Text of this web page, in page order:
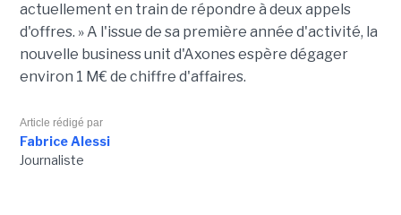
actuellement en train de répondre à deux appels
d'offres. » A l'issue de sa première année d'activité, la
nouvelle business unit d'Axones espère dégager
environ 1 M€ de chiffre d'affaires.
Article rédigé par
Fabrice Alessi
Journaliste